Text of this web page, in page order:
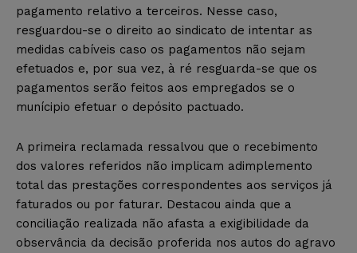
pagamento relativo a terceiros. Nesse caso,
resguardou-se o direito ao sindicato de intentar as
medidas cabíveis caso os pagamentos não sejam
efetuados e, por sua vez, à ré resguarda-se que os
pagamentos serão feitos aos empregados se o
munícipio efetuar o depósito pactuado.
A primeira reclamada ressalvou que o recebimento
dos valores referidos não implicam adimplemento
total das prestações correspondentes aos serviços já
faturados ou por faturar. Destacou ainda que a
conciliação realizada não afasta a exigibilidade da
observância da decisão proferida nos autos do agravo